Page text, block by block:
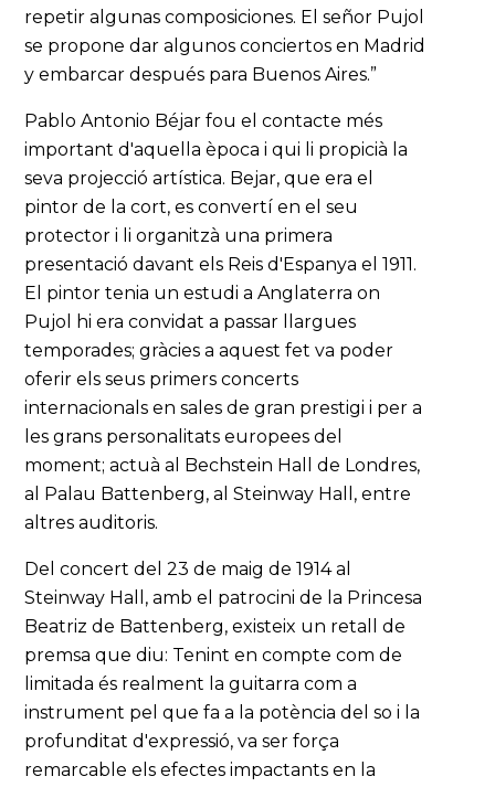
repetir algunas composiciones. El señor Pujol
se propone dar algunos conciertos en Madrid
y embarcar después para Buenos Aires.”
Pablo Antonio Béjar fou el contacte més
important d'aquella època i qui li propicià la
seva projecció artística. Bejar, que era el
pintor de la cort, es convertí en el seu
protector i li organitzà una primera
presentació davant els Reis d'Espanya el 1911.
El pintor tenia un estudi a Anglaterra on
Pujol hi era convidat a passar llargues
temporades; gràcies a aquest fet va poder
oferir els seus primers concerts
internacionals en sales de gran prestigi i per a
les grans personalitats europees del
moment; actuà al Bechstein Hall de Londres,
al Palau Battenberg, al Steinway Hall, entre
altres auditoris.
Del concert del 23 de maig de 1914 al
Steinway Hall, amb el patrocini de la Princesa
Beatriz de Battenberg, existeix un retall de
premsa que diu: Tenint en compte com de
limitada és realment la guitarra com a
instrument pel que fa a la potència del so i la
profunditat d'expressió, va ser força
remarcable els efectes impactants en la